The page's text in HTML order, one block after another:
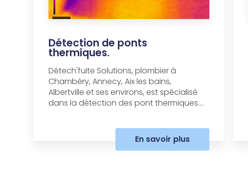
Détection de ponts
thermiques.
Détech'fuite Solutions, plombier à
Chambéry, Annecy, Aix les bains,
Albertville et ses environs, est spécialisé
dans la détection des pont thermiques....
En savoir plus